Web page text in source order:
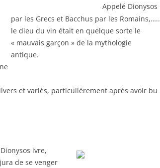
Appelé Dionysos
par les Grecs et Bacchus par les Romains,…..
le dieu du vin était en quelque sorte le
« mauvais garçon » de la mythologie
antique.
et variés, particulièrement après avoir bu
ivre,
de se venger